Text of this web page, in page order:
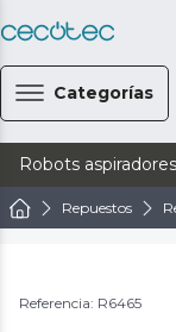
Categorías
Robots aspiradores
Repuestos
Referencia: R6465